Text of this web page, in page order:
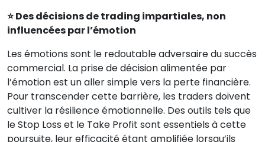
⭐ Des décisions de trading impartiales, non
influencées par l’émotion
Les émotions sont le redoutable adversaire du succès
commercial. La prise de décision alimentée par
l’émotion est un aller simple vers la perte financière.
Pour transcender cette barrière, les traders doivent
cultiver la résilience émotionnelle. Des outils tels que
le Stop Loss et le Take Profit sont essentiels à cette
poursuite, leur efficacité étant amplifiée lorsqu’ils